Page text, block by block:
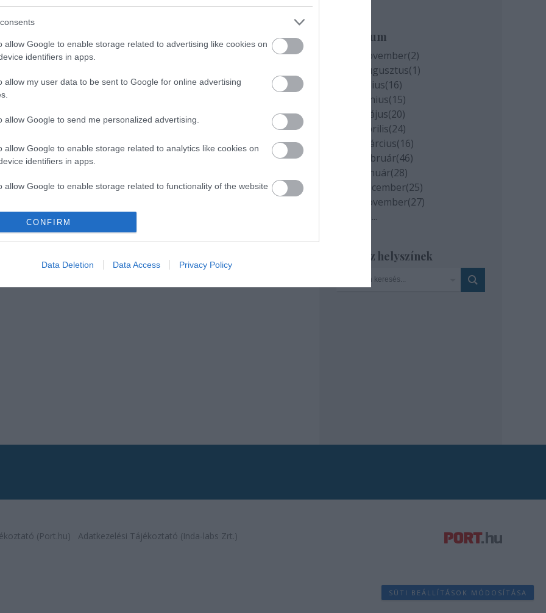
allow Google to enable storage related to advertising like cookies on
identifiers in apps.
allow my user data to be sent to Google for online advertising
allow Google to send me personalized advertising.
allow Google to enable storage related to analytics like cookies on
identifiers in apps.
allow Google to enable storage related to functionality of the website
allow Google to enable storage related to personalization.
functionality and fraud prevention, and other user protection.
CONFIRM
Data Deletion Data Access Privacy Policy
katarzist nem tudjuk
Archívum
2020 november(2)
2020 augusztus(1)
2020 július(16)
2020 június(15)
2020 május(20)
2020 április(24)
2020 március(16)
2020 február(46)
2020 január(28)
2019 december(25)
2019 november(27)
...
Szinház helyszínek
(Port.hu) Adatkezelési Tájékoztató (Inda-labs Zrt.)
SÜTI BEÁLLÍTÁSOK MÓDOSÍTÁSA